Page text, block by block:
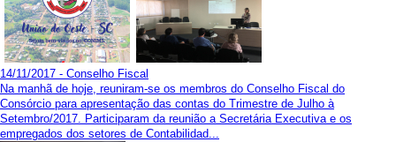
14/11/2017 - Conselho Fiscal
Na manhã de hoje, reuniram-se os membros do Conselho Fiscal do
Consórcio para apresentação das contas do Trimestre de Julho à
Setembro/2017. Participaram da reunião a Secretária Executiva e os
empregados dos setores de Contabilidad...